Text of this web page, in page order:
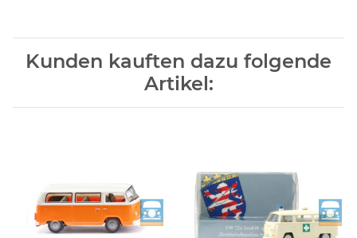
Kunden kauften dazu folgende
Artikel: